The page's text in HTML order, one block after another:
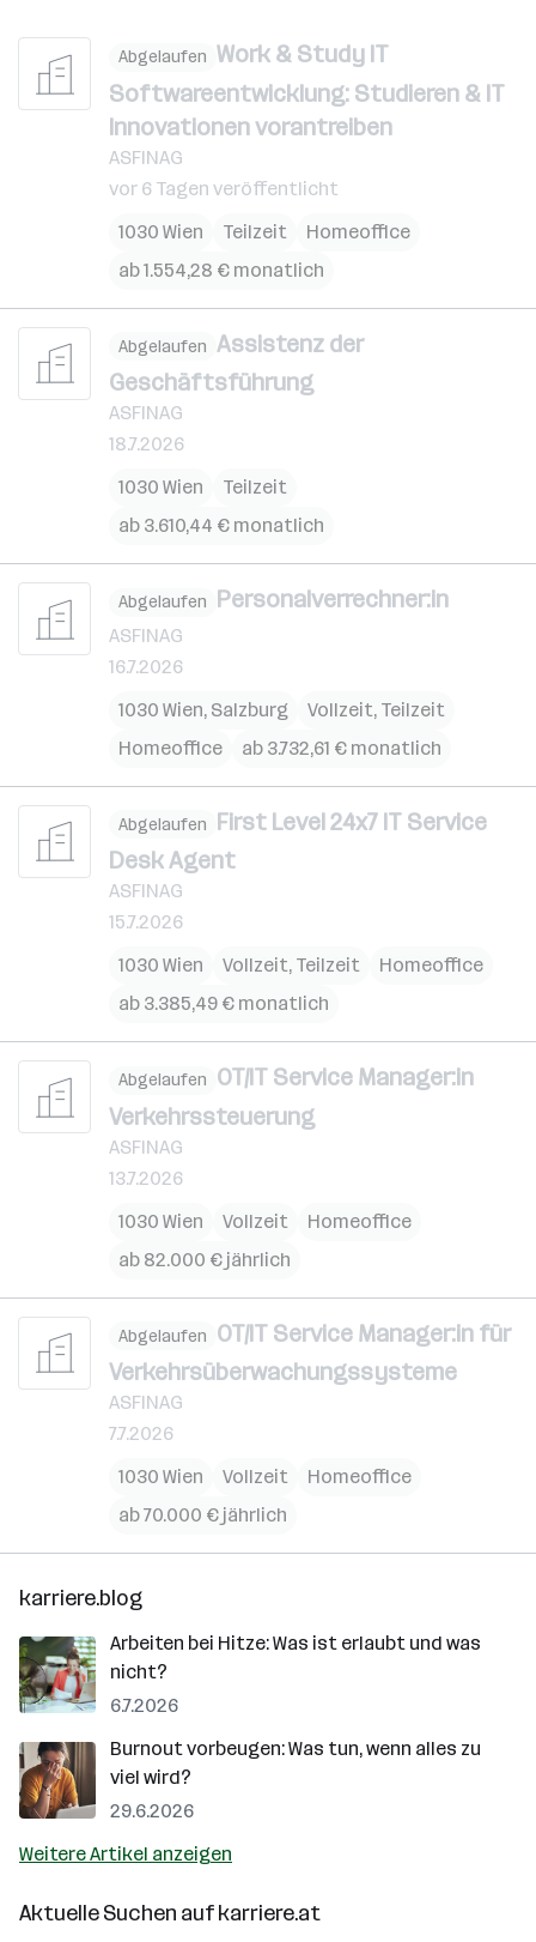
Abgelaufen Work & Study IT
Softwareentwicklung: Studieren & IT
Innovationen vorantreiben
ASFINAG
vor 6 Tagen veröffentlicht
1030 Wien
Teilzeit
Homeoffice
ab 1.554,28 € monatlich
Abgelaufen Assistenz der
Geschäftsführung
ASFINAG
18.7.2026
1030 Wien
Teilzeit
ab 3.610,44 € monatlich
Abgelaufen Personalverrechner:in
ASFINAG
16.7.2026
1030 Wien, Salzburg
Vollzeit, Teilzeit
Homeoffice
ab 3.732,61 € monatlich
Abgelaufen First Level 24x7 IT Service
Desk Agent
ASFINAG
15.7.2026
1030 Wien
Vollzeit, Teilzeit
Homeoffice
ab 3.385,49 € monatlich
Abgelaufen OT/IT Service Manager:in
Verkehrssteuerung
ASFINAG
13.7.2026
1030 Wien
Vollzeit
Homeoffice
ab 82.000 € jährlich
Abgelaufen OT/IT Service Manager:in für
Verkehrsüberwachungssysteme
ASFINAG
7.7.2026
1030 Wien
Vollzeit
Homeoffice
ab 70.000 € jährlich
karriere.blog
Arbeiten bei Hitze: Was ist erlaubt und was
nicht?
6.7.2026
Burnout vorbeugen: Was tun, wenn alles zu
viel wird?
29.6.2026
Weitere Artikel anzeigen
Aktuelle Suchen aufkarriere.at